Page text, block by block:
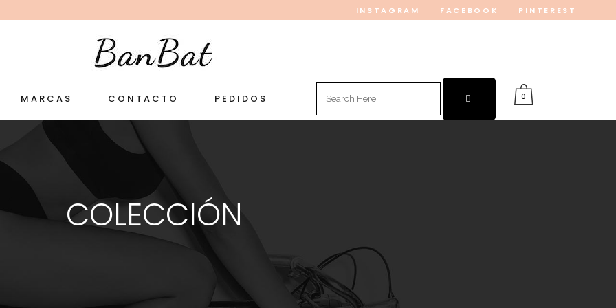
INSTAGRAM FACEBOOK PINTEREST
MARCAS CONTACTO PEDIDOS
Search
for:
0
COLECCIÓN